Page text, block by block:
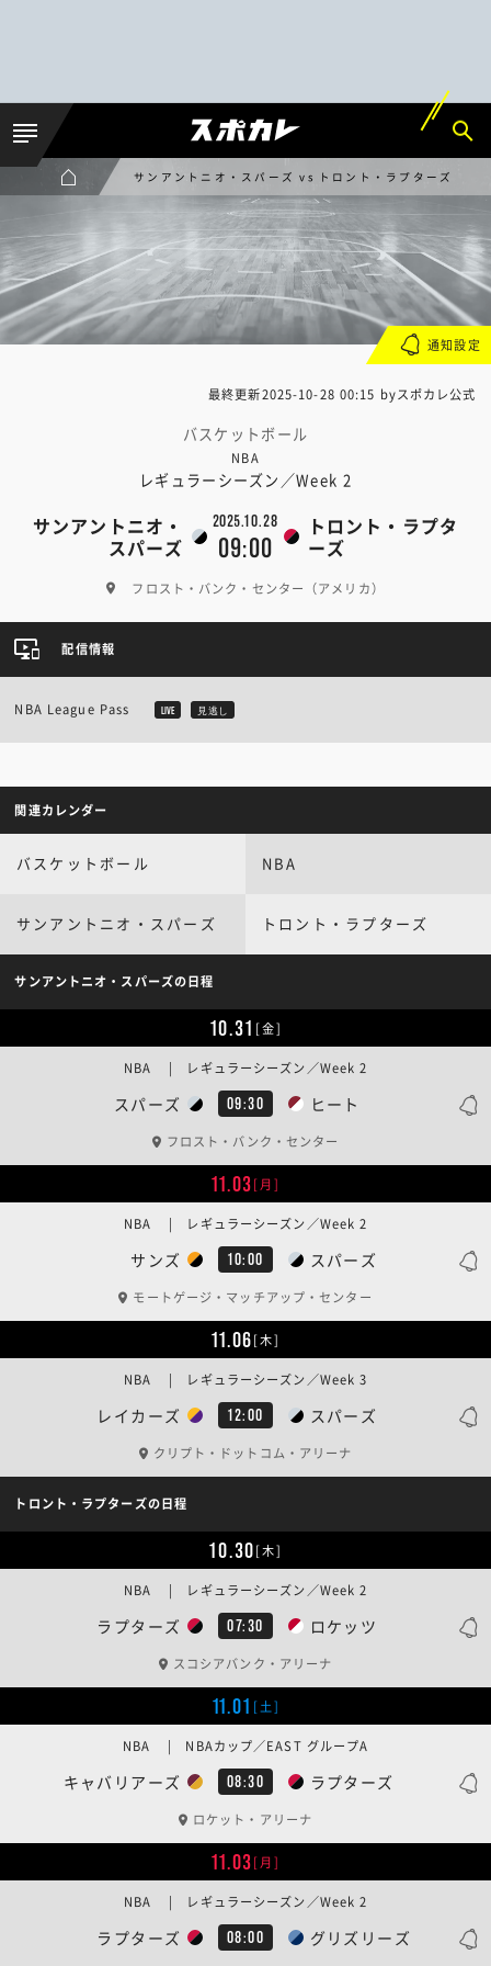
サンアントニオ・スパーズ vs トロント・ラプターズ
最終更新2025-10-28 00:15 byスポカレ公式
バスケットボール
NBA
レギュラーシーズン／Week 2
サンアントニオ・
スパーズ
2025.10.28
09:00
トロント・ラプタ
ーズ
フロスト・バンク・センター（アメリカ）
通知設定
配信情報
NBA League Pass LIVE 見逃し
関連カレンダー
バスケットボール NBA
サンアントニオ・スパーズ トロント・ラプターズ
サンアントニオ・スパーズの日程
10.31 [金]
スパーズ 09:30 ヒート
NBA | レギュラーシーズン／Week 2
フロスト・バンク・センター
11.03[月]
サンズ 10:00 スパーズ
NBA | レギュラーシーズン／Week 2
モートゲージ・マッチアップ・センター
11.06[木]
レイカーズ 12:00 スパーズ
NBA | レギュラーシーズン／Week 3
クリプト・ドットコム・アリーナ
トロント・ラプターズの日程
10.30[木]
ラプターズ 07:30 ロケッツ
NBA | レギュラーシーズン／Week 2
スコシアバンク・アリーナ
11.01 [土]
キャバリアーズ 08:30 ラプターズ
NBA | NBAカップ／EAST グループA
ロケット・アリーナ
11.03[月]
ラプターズ 08:00 グリズリーズ
NBA | レギュラーシーズン／Week 2